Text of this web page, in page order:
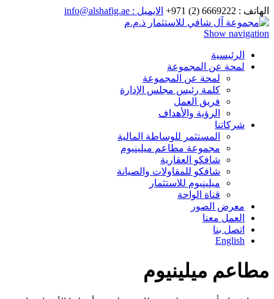
الهاتف : 6669222 (2) 971+ الايميل : info@alshafig.ae
Show navigation
الرئيسية
لمحة عن المجموعة
لمحة عن المجموعة
كلمة رئيس مجلس الإدارة
فريق العمل
الرؤية والأهداف
شركاتنا
المستثمر للوساطة المالية
مجموعة مطاعم ميلينيوم
شافكو العقارية
شافكو للمقاولات والصيانة
ميلينيوم للاستثمار
قناة الواحة
معرض الصور
العمل معنا
اتصل بنا
English
مطاعم ميلينيوم